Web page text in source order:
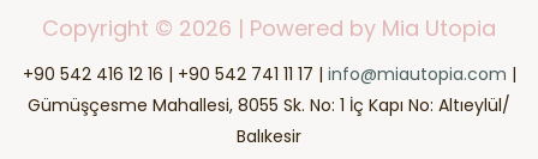
Copyright © 2026 | Powered by Mia Utopia
+90 542 416 12 16 | +90 542 741 11 17 | info@miautopia.com |
Gümüşçesme Mahallesi, 8055 Sk. No: 1 İç Kapı No: Altıeylül/
Balıkesir